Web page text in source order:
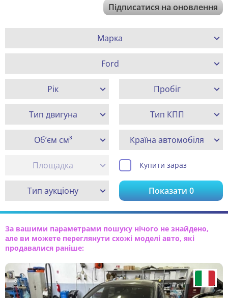
Підписатися на оновлення
Марка
Ford
Рік Пробіг
Тип двигуна Тип КПП
Об’єм см³ Країна автомобіля
Площадка Купити зараз
Тип аукціону Показати0
За вашими параметрами пошуку нічого не знайдено,
але ви можете переглянути схожі моделі авто, які
продавалися раніше: